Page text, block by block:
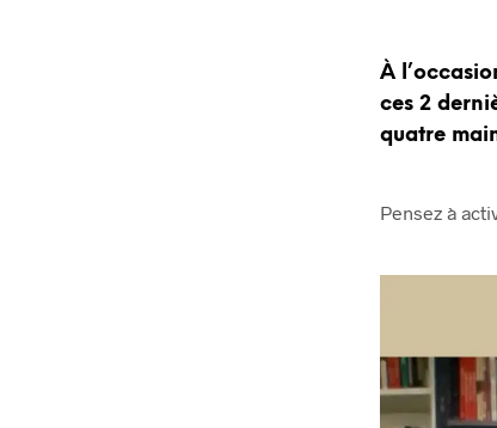
À
ces 2
quatre
Pensez à